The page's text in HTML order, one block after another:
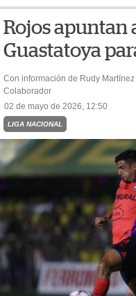
Rojos apuntan
Guastatoya
Con información de Rudy Martínez
Colaborador
02 de mayo de 2026, 12:50
LIGA NACIONAL